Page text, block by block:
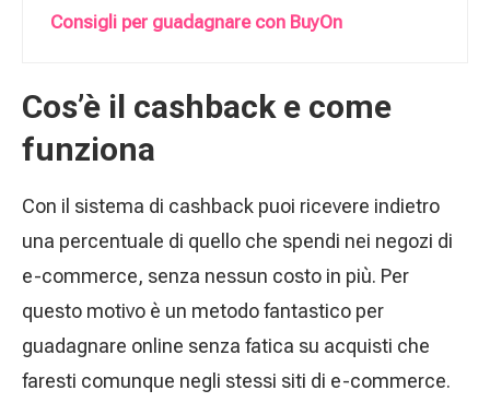
Consigli per guadagnare con BuyOn
Cos’è il cashback e come
funziona
Con il sistema di cashback puoi ricevere indietro
una percentuale di quello che spendi nei negozi di
e-commerce, senza nessun costo in più. Per
questo motivo è un metodo fantastico per
guadagnare online senza fatica su acquisti che
faresti comunque negli stessi siti di e-commerce.